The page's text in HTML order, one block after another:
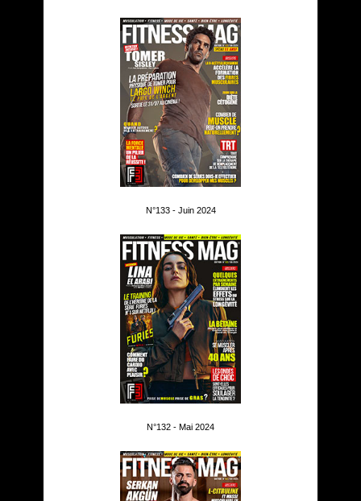
N°133 - Juin 2024
N°132 - Mai 2024